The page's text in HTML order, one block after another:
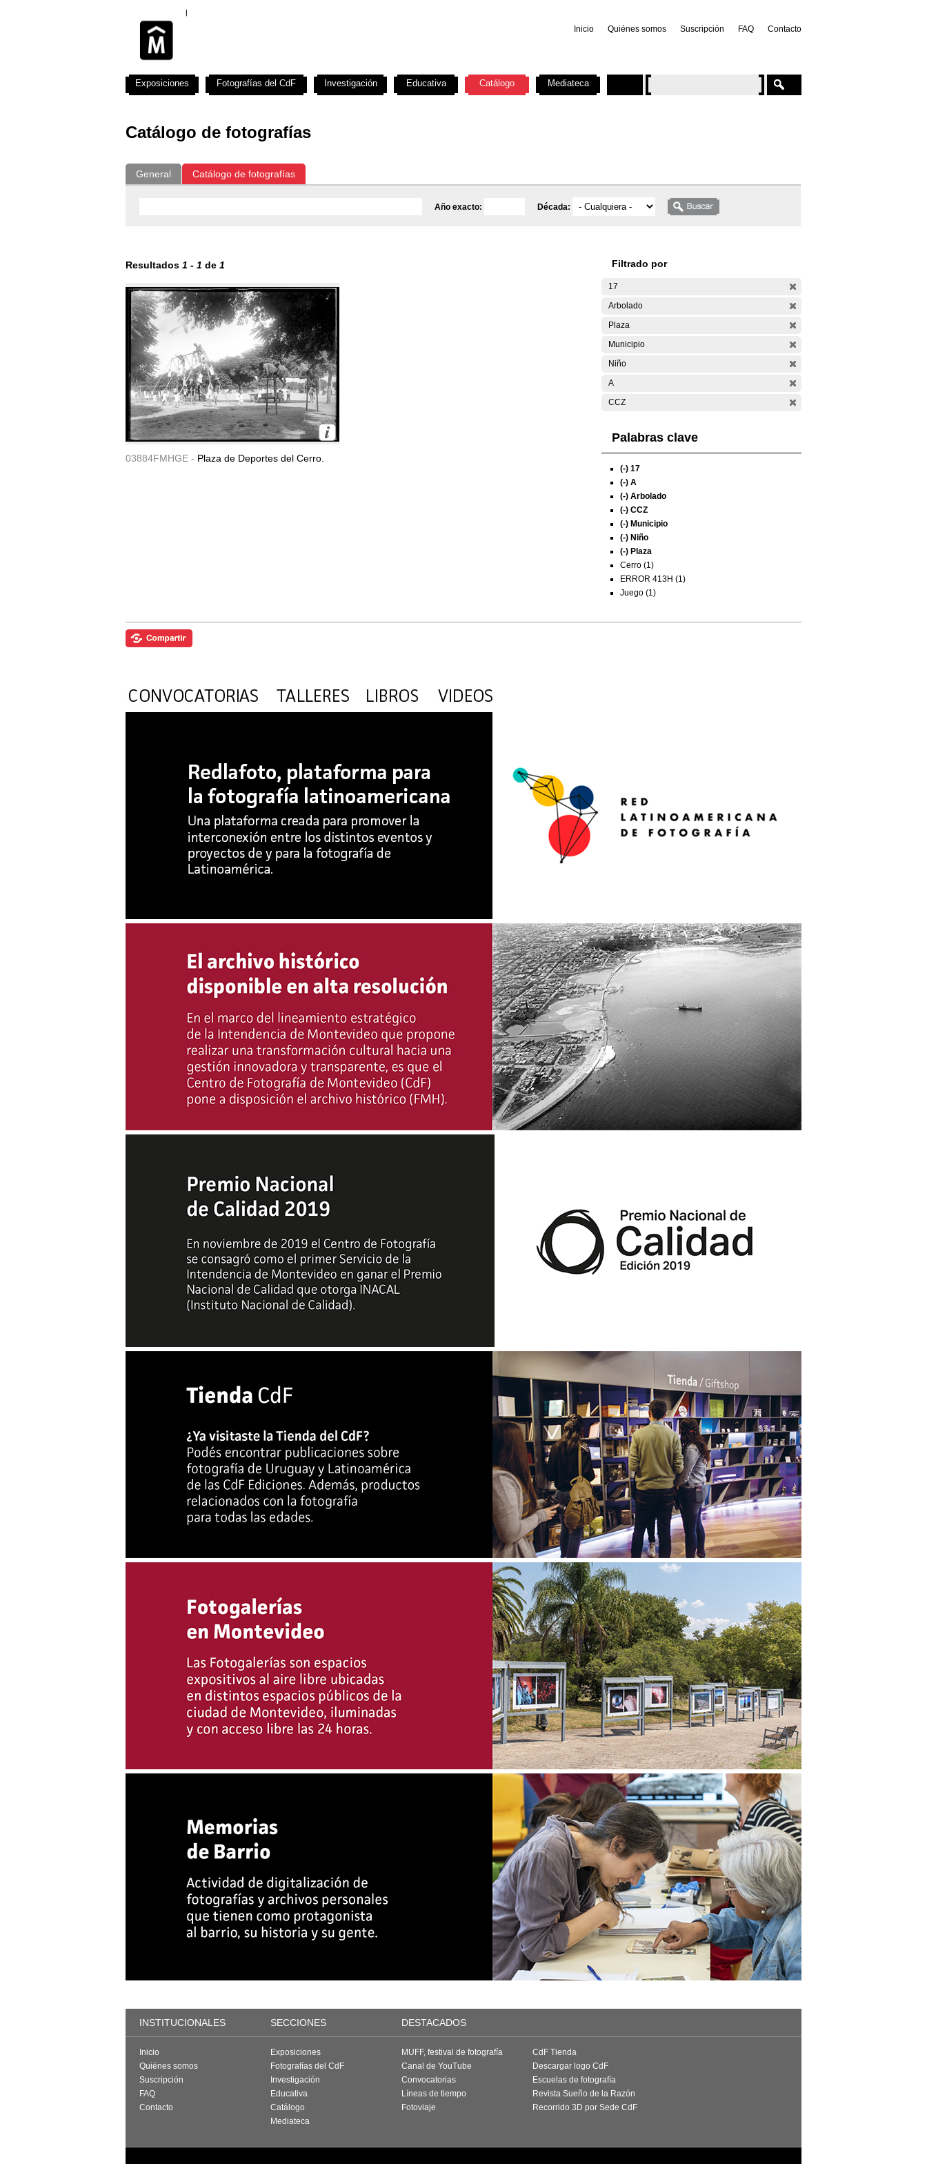
Inicio Quiénes somos Suscripción FAQ Contacto
Catálogo de fotografías
General Catálogo de fotografías
Año exacto: Década:
Resultados 1 - 1 de 1
03884FMHGE - Plaza de Deportes del Cerro.
Filtrado por
17
Arbolado
Plaza
Municipio
Niño
A
CCZ
Palabras clave
(-) 17
(-) A
(-) Arbolado
(-) CCZ
(-) Municipio
(-) Niño
(-) Plaza
Cerro (1)
ERROR 413H (1)
Juego (1)
Exposiciones Fotografías del CdF Investigación Educativa Catálogo Mediateca
INSTITUCIONALES SECCIONES DESTACADOS
Inicio
Quiénes somos
Suscripción
FAQ
Contacto
Exposiciones
Fotografías del CdF
Investigación
Educativa
Catálogo
Mediateca
MUFF, festival de fotografía
Canal de YouTube
Convocatorias
Líneas de tiempo
Fotoviaje
CdF Tienda
Descargar logo CdF
Escuelas de fotografía
Revista Sueño de la Razón
Recorrido 3D por Sede CdF